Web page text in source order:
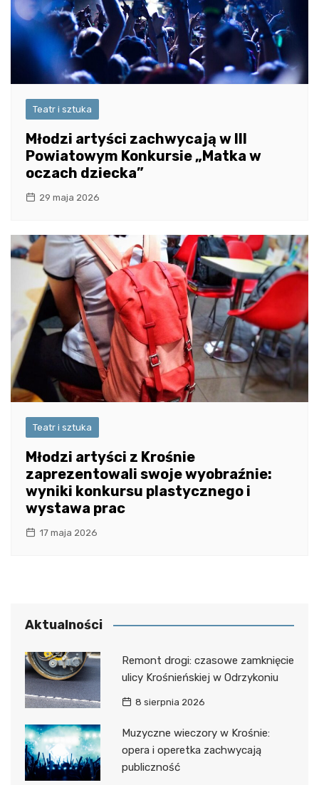
Teatr i sztuka
Młodzi artyści zachwycają w III
Powiatowym Konkursie „Matka w
oczach dziecka”
29 maja 2026
Teatr i sztuka
Młodzi artyści z Krośnie
zaprezentowali swoje wyobraźnie:
wyniki konkursu plastycznego i
wystawa prac
17 maja 2026
Aktualności
Remont drogi: czasowe zamknięcie
ulicy Krośnieńskiej w Odrzykoniu
8 sierpnia 2026
Muzyczne wieczory w Krośnie:
opera i operetka zachwycają
publiczność